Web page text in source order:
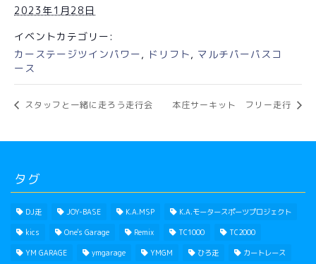
2023年1月28日
イベントカテゴリー:
カーステージツインパワー, ドリフト, マルチパーパスコ
ース
スタッフと一緒に走ろう走行会 本庄サーキット フリー走行
タグ
DJ走 JOY-BASE K.A.MSP K.A.モータースポーツプロジェクト
kics One's Garage Remix TC1000 TC2000
YM GARAGE ymgarage YMGM ひろ走 カートレース